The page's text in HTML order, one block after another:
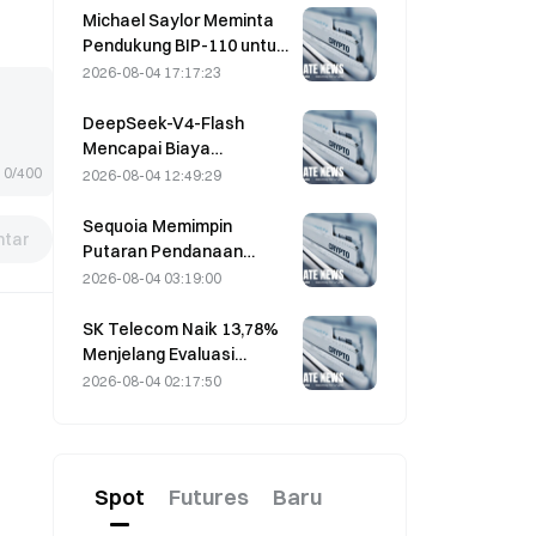
0/400
Menjelang Kedaluwarsa
Hari Jumat
Michael Saylor Meminta
Pendukung BIP-110 untuk
“Mundur” setelah
Mandek di 2,70%
2026-08-04 17:17:23
DeepSeek-V4-Flash
Mencapai Biaya
Operasional Terendah di
dalam Benchmark Terbaru
2026-08-04 12:49:29
Sequoia Memimpin
Putaran Pendanaan
Ekuitas $1B untuk Startup
3 Agustus
2026-08-04 03:19:00
SK Telecom Naik 13,78%
Menjelang Evaluasi
Putaran Kedua Model AI
2026-08-04 02:17:50
Spot Futures Baru